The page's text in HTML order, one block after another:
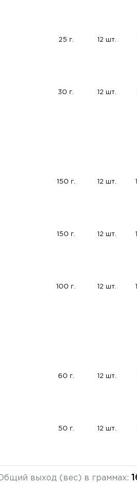
25 г. 12 шт.
30 г. 12 шт.
150 г. 12 шт.
150 г. 12 шт.
100 г. 12 шт.
60 г. 12 шт.
50 г. 12 шт.
выход (вес) в граммах: